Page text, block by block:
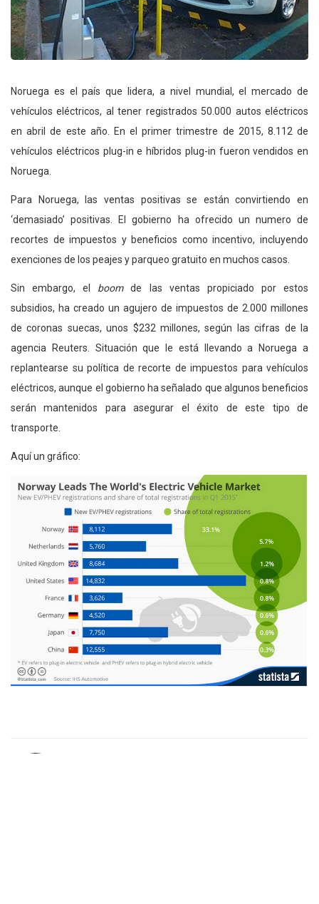
Noruega es el país que lidera, a nivel mundial, el mercado de
vehículos eléctricos, al tener registrados 50.000 autos eléctricos
en abril de este año. En el primer trimestre de 2015, 8.112 de
vehículos eléctricos plug-in e híbridos plug-in fueron vendidos en
Noruega.
Para Noruega, las ventas positivas se están convirtiendo en
‘demasiado’ positivas. El gobierno ha ofrecido un numero de
recortes de impuestos y beneficios como incentivo, incluyendo
exenciones de los peajes y parqueo gratuito en muchos casos.
Sin embargo, el boomde las ventas propiciado por estos
subsidios, ha creado un agujero de impuestos de 2.000 millones
de coronas suecas, unos $232 millones, según las cifras de la
agencia Reuters. Situación que le está llevando a Noruega a
replantearse su política de recorte de impuestos para vehículos
eléctricos, aunque el gobierno ha señalado que algunos beneficios
serán mantenidos para asegurar el éxito de este tipo de
transporte.
Aquí un gráfico: